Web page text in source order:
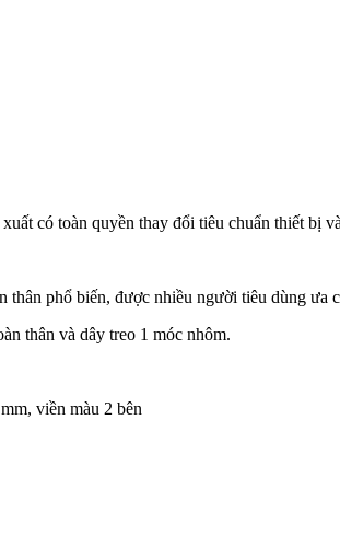
có toàn quyền thay đổi tiêu chuẩn thiết bị
phổ biến, được nhiều người tiêu dùng ưa
thân và dây treo 1 móc nhôm.
viền màu 2 bên